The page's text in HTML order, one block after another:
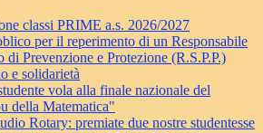
classi PRIME a.s. 2026/2027
per il reperimento di un Responsabile
di Prevenzione e Protezione (R.S.P.P.)
e solidarietà
vola alla finale nazionale del
della Matematica"
Rotary: premiate due nostre studentesse